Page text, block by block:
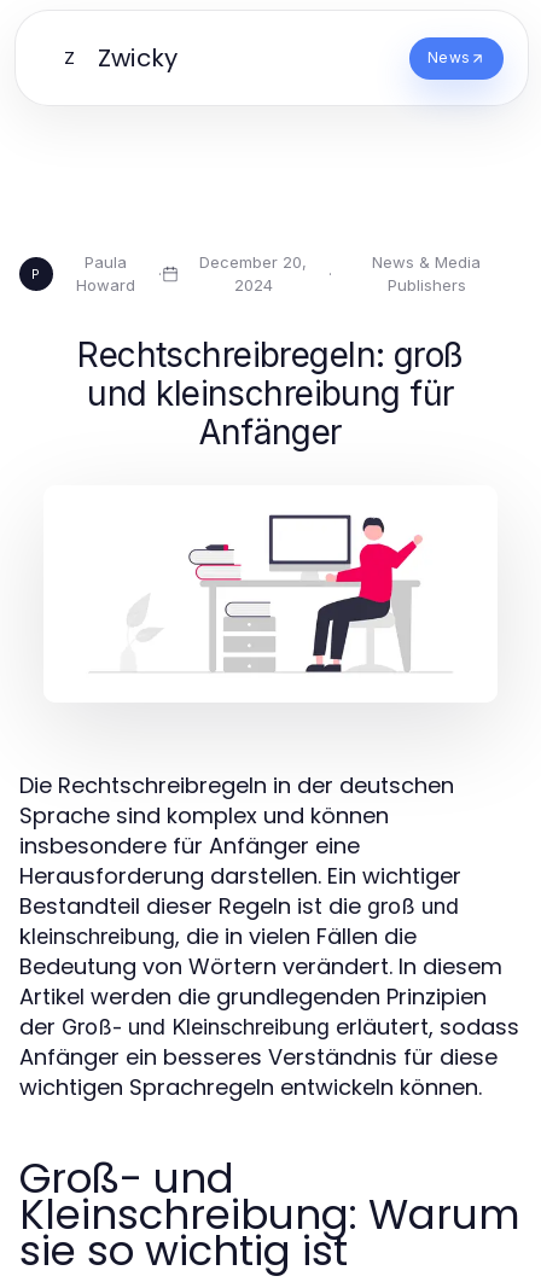
Z Zwicky News
P
Paula
Howard
·
December 20,
2024
·
News & Media
Publishers
Rechtschreibregeln: groß
und kleinschreibung für
Anfänger
Die Rechtschreibregeln in der deutschen
Sprache sind komplex und können
insbesondere für Anfänger eine
Herausforderung darstellen. Ein wichtiger
Bestandteil dieser Regeln ist die groß und
kleinschreibung, die in vielen Fällen die
Bedeutung von Wörtern verändert. In diesem
Artikel werden die grundlegenden Prinzipien
der Groß- und Kleinschreibung erläutert, sodass
Anfänger ein besseres Verständnis für diese
wichtigen Sprachregeln entwickeln können.
Groß- und
Kleinschreibung: Warum
sie so wichtig ist